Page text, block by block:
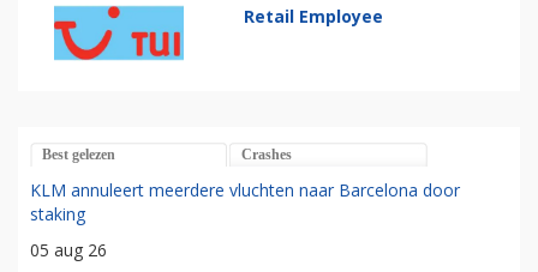
Retail Employee
Best gelezen Crashes
KLM annuleert meerdere vluchten naar Barcelona door
staking
05 aug 26